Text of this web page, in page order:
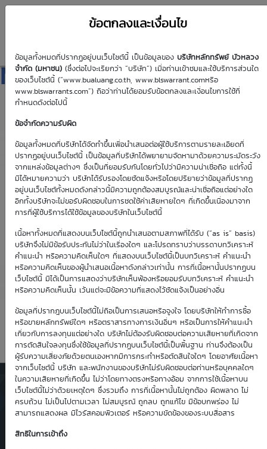
ข้อตกลงและเงื่อนไข
ข้อมูลทั้งหมดที่ปรากฏอยู่บนเว็บไซต์นี้ เป็นข้อมูลของ บริษัทหลักทรัพย์ บัวหลวง
จำกัด (มหาชน) (ซึ่งต่อไปจะเรียกว่า “บริษัท”) เมื่อท่านเข้าชมและใช้บริการส่วนใด
ของเว็บไซต์นี้ (“www.bualuang.co.th, www.blswarrant.comหรือ
www.blswarrants.com”) ถือว่าท่านได้ยอมรับข้อตกลงและเงื่อนไขการใช้ที่
กำหนดดังต่อไปนี้
ข้อจำกัดความรับผิด
ข้อมูลทั้งหมดที่บริษัทได้จัดทำขึ้นเพื่อนำเสนอต่อผู้ใช้บริการตามรายละเอียดที่
ปรากฏอยู่บนเว็บไซต์นี้ เป็นข้อมูลที่บริษัทได้พยายามจัดหามาด้วยความระมัดระวัง
จากแหล่งข้อมูลต่างๆ ซึ่งเป็นที่ยอมรับกันโดยทั่วไปว่ามีความน่าเชื่อถือ แต่ทั้งนี้
มิได้หมายความว่า บริษัทได้รับรองโดยชัดแจ้งหรือโดยปริยายว่าข้อมูลที่ปรากฏ
อยู่บนเว็บไซต์ทั้งหมดดังกล่าวนี้มีความถูกต้องสมบูรณ์และน่าเชื่อถือแต่อย่างใด
อีกทั้งบริษัทจะไม่ขอรับผิดชอบในการชดใช้ค่าเสียหายใดๆ ที่เกิดขึ้นเนื่องมาจาก
การที่ผู้ใช้บริการได้ใช้ข้อมูลของบริษัทในเว็บไซต์นี้
เนื้อหาทั้งหมดที่แสดงบนเว็บไซต์นี้ถูกนำเสนอตามสภาพที่ได้รับ (“as is” basis)
บริษัทจึงไม่มีข้อรับประกันไม่ว่าในเรื่องใดๆ และโปรดทราบว่าบรรดาบทวิเคราะห์
คำแนะนำ หรือความคิดเห็นใดๆ ที่แสดงบนเว็บไซต์นี้เป็นบทวิเคราะห์ คำแนะนำ
หรือความคิดเห็นของผู้นำเสนอเนื้อหาดังกล่าวเท่านั้น การที่เนื้อหานั้นปรากฏบน
เว็บไซต์นี้ มิได้เป็นการแสดงว่าบริษัทเห็นพ้องหรือยอมรับบทวิเคราะห์ คำแนะนำ
หรือความคิดเห็นนั้น เว้นแต่จะมีข้อความที่แสดงไว้ชัดแจ้งเป็นอย่างอื่น
ข้อมูลที่ปรากฎบนเว็บไซต์นี้ไม่ถือเป็นการเสนอหรือจูงใจ โดยบริษัทให้ทำการซื้อ
หรือขายหลักทรัพย์ใดๆ หรือตราสารทางการเงินอื่นๆ หรือเป็นการให้คำแนะนำ
เกี่ยวกับการลงทุนแต่อย่างใด บริษัทไม่ต้องรับผิดชอบต่อความเสียหายที่เกิดจาก
การตัดสินใจลงทุนซึ่งใช้ข้อมูลที่ปรากฏบนเว็บไซต์นี้เป็นพื้นฐาน ท่านจึงต้องเป็น
ผู้รับความเสี่ยงภัยด้วยตนเองหากมีการกระทำหรือตัดสินใจใดๆ โดยอาศัยเนื้อหา
จากเว็บไซต์นี้ บริษัท และพนักงานของบริษัทไม่รับผิดชอบต่อท่านหรือบุคคลใดๆ
ในความเสียหายที่เกิดขึ้น ไม่ว่าโดยทางตรงหรือทางอ้อม จากการใช้เนื้อหาบน
เว็บไซต์นี้ไม่ว่าด้วยเหตุใดๆ ซึ่งรวมถึง การที่เนื้อหานั้นไม่ถูกต้อง ผิดพลาด ไม่
ครบถ้วน ไม่เป็นไปตามเวลา ไม่สมบูรณ์ ถูกลบ ถูกแก้ไข มีข้อบกพร่อง ไม่
สามารถแสดงผล มีไวรัสคอมพิวเตอร์ หรือความขัดข้องของระบบสื่อสาร
สิทธิในการเข้าถึง
MINT01C2612A
วันซื้อขายวันแรก
8 มิ.ย. 2569
6 ส.ค. 2569
วันซื้อขายวันสุดท้าย
8 ธ.ค. 2569
Effective Gearing
5.05
Sensitivity
0.64
Time Decay
-1.89 %
TTM (days)
84
ตารางเสนอซื้อคืนเบื้องต้นของ
DW01*